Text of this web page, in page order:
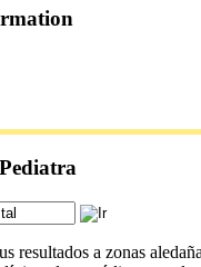
resultados a zonas